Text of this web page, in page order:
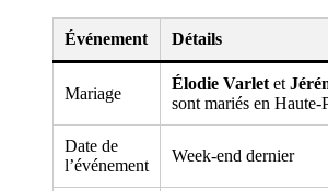
Événement Détails
Mariage
Élodie Varlet et
sont mariés en Haute-
Date de
l’événement
Week-end dernier